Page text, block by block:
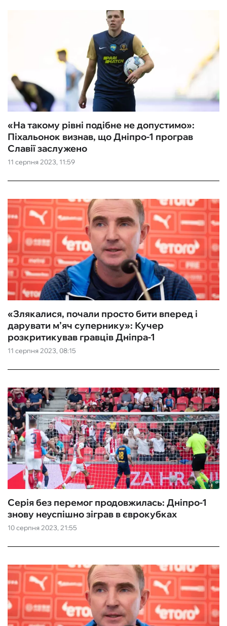
11 серпня 2023, 11:59
«На такому рівні подібне не допустимо»:
Піхальонок визнав, що Дніпро-1 програв
Славії заслужено
11 серпня 2023, 08:15
«Злякалися, почали просто бити вперед і
дарувати м’яч супернику»: Кучер
розкритикував гравців Дніпра-1
10 серпня 2023, 21:55
Серія без перемог продовжилась: Дніпро-1
знову неуспішно зіграв в єврокубках